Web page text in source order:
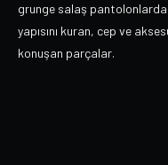
grunge salaş
yapısını kuran, cep ve
konuşan parçalar.